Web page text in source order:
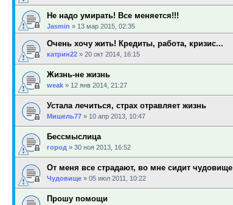
Не надо умирать! Все меняется!!!
Jasmin » 13 мар 2015, 02:35
Очень хочу жить! Кредиты, работа, кризис...
катрин22 » 20 окт 2014, 16:15
Жизнь-не жизнь
weak » 12 янв 2014, 21:27
Устала лечиться, страх отравляет жизнь
Мишель77 » 10 апр 2013, 10:47
Бессмыслица
город » 30 ноя 2013, 16:52
От меня все страдают, во мне сидит чудовище
Чудовище » 05 июл 2011, 10:22
Прошу помощи